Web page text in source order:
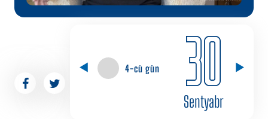
4-cü gün 30
Sentyabr